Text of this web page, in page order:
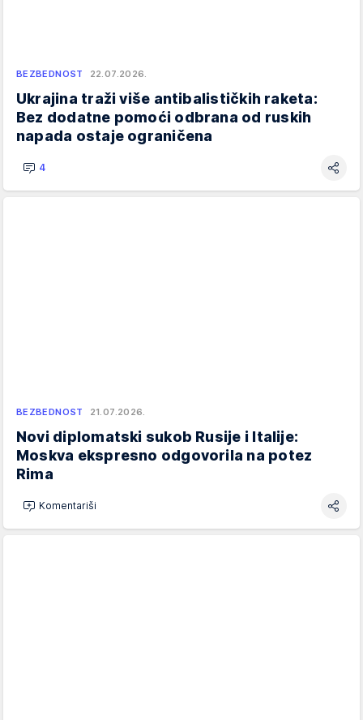
BEZBEDNOST 22.07.2026.
Ukrajina traži više antibalističkih raketa:
Bez dodatne pomoći odbrana od ruskih
napada ostaje ograničena
4
BEZBEDNOST 21.07.2026.
Novi diplomatski sukob Rusije i Italije:
Moskva ekspresno odgovorila na potez
Rima
Komentariši